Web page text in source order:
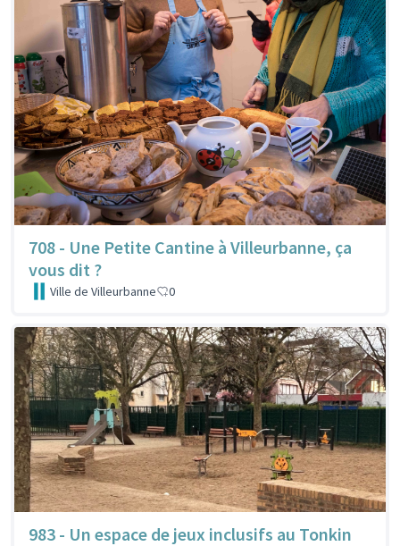
708 - Une Petite Cantine à Villeurbanne, ça
vous dit ?
Ville de Villeurbanne 0
983 - Un espace de jeux inclusifs au Tonkin